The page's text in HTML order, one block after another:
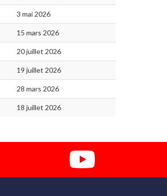
3 mai 2026
15 mars 2026
20 juillet 2026
19 juillet 2026
28 mars 2026
18 juillet 2026